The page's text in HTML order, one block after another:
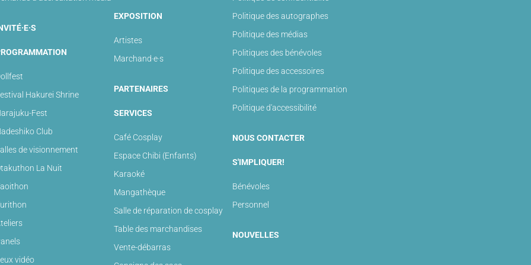
Hakurei Shrine
Fest
Club
de visionnement
La Nuit
vidéo
EXPOSITION
Artistes
Marchand·e·s
PARTENAIRES
SERVICES
Café Cosplay
Espace Chibi (Enfants)
Karaoké
Mangathèque
Salle de réparation de cosplay
Table des marchandises
Vente-débarras
Politique des autographes
Politique des médias
Politiques des bénévoles
Politique des accessoires
Politiques de la programmation
Politique d'accessibilité
NOUS CONTACTER
S'IMPLIQUER!
Bénévoles
Personnel
NOUVELLES